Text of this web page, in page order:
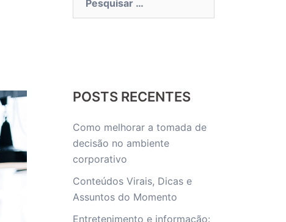
POSTS RECENTES
Como melhorar a tomada de
decisão no ambiente
corporativo
Conteúdos Virais, Dicas e
Assuntos do Momento
Entretenimento e informação: